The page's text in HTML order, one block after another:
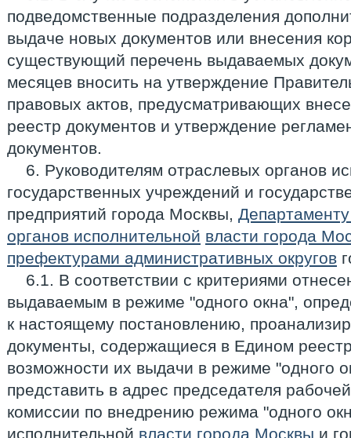
подведомственные подразделения
выдаче новых документов или внесения
существующий перечень выдаваемых
месяцев вносить на утверждение
правовых актов, предусматривающих
реестр документов и утверждение
документов.
6. Руководителям отраслевых органов
государственных учреждений и
предприятий города Москвы,
органов исполнительной власти города
префектурами административных округов
6.1. В соответствии с критериями
выдаваемым в режиме "одного окна",
к настоящему постановлению,
документы, содержащиеся в Едином
возможности их выдачи в режиме "одного
представить в адрес председателя
комиссии по внедрению режима "одного
исполнительной власти города Москвы и